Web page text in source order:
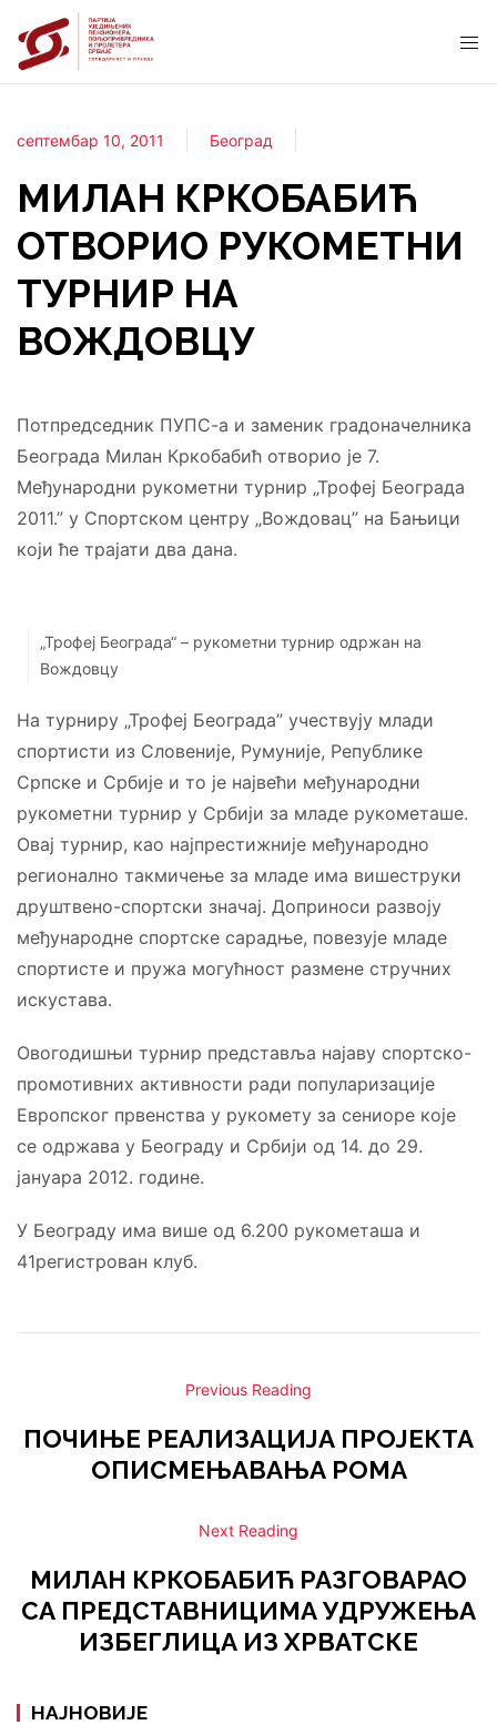
септембар 10, 2011 Београд
МИЛАН КРКОБАБИЋ
ОТВОРИО РУКОМЕТНИ
ТУРНИР НА
ВОЖДОВЦУ
Потпредседник ПУПС-а и заменик градоначелника
Београда Милан Кркобабић отворио је 7.
Међународни рукометни турнир „Трофеј Београда
2011.” у Спортском центру „Вождовац” на Бањици
који ће трајати два дана.
„Трофеј Београда“ – рукометни турнир одржан на
Вождовцу
На турниру „Трофеј Београда” учествују млади
спортисти из Словеније, Румуније, Републике
Српске и Србије и то је највећи међународни
рукометни турнир у Србији за младе рукометаше.
Овај турнир, као најпрестижније међународно
регионално такмичење за младе има вишеструки
друштвено-спортски значај. Доприноси развоју
међународне спортске сарадње, повезује младе
спортисте и пружа могућност размене стручних
искустава.
Овогодишњи турнир представља најаву спортско-
промотивних активности ради популаризације
Европског првенства у рукомету за сениоре које
се одржава у Београду и Србији од 14. до 29.
јануара 2012. године.
У Београду има више од 6.200 рукометаша и
41регистрован клуб.
Previous Reading
ПОЧИЊЕ РЕАЛИЗАЦИЈА ПРОЈЕКТА
ОПИСМЕЊАВАЊА РОМА
Next Reading
МИЛАН КРКОБАБИЋ РАЗГОВАРАО
СА ПРЕДСТАВНИЦИМА УДРУЖЕЊА
ИЗБЕГЛИЦА ИЗ ХРВАТСКЕ
НАЈНОВИЈЕ